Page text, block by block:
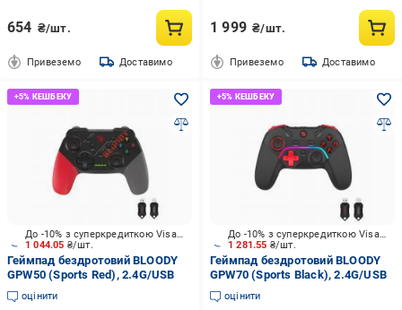
654 ₴/шт.
Привеземо Доставимо
1 999 ₴/шт.
Привеземо Доставимо
1 044.05 ₴/шт.
До -10% з суперкредиткою Visa Вигода
Геймпад бездротовий BLOODY
GPW50 (Sports Red), 2.4G/USB
оцінити
1 281.55 ₴/шт.
До -10% з суперкредиткою Visa Вигода
Геймпад бездротовий BLOODY
GPW70 (Sports Black), 2.4G/USB
оцінити